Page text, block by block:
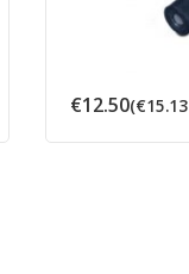
€12.50(€15.13